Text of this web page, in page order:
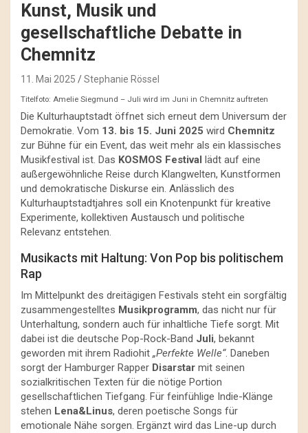
Kunst, Musik und
gesellschaftliche Debatte in
Chemnitz
11. Mai 2025 Stephanie Rössel
Titelfoto: Amelie Siegmund – Juli wird im Juni in Chemnitz auftreten
Die Kulturhauptstadt öffnet sich erneut dem Universum der
Demokratie. Vom 13. bis 15. Juni 2025 wird Chemnitz
zur Bühne für ein Event, das weit mehr als ein klassisches
Musikfestival ist. Das KOSMOS Festival lädt auf eine
außergewöhnliche Reise durch Klangwelten, Kunstformen
und demokratische Diskurse ein. Anlässlich des
Kulturhauptstadtjahres soll ein Knotenpunkt für kreative
Experimente, kollektiven Austausch und politische
Relevanz entstehen.
Musikacts mit Haltung: Von Pop bis politischem
Rap
Im Mittelpunkt des dreitägigen Festivals steht ein sorgfältig
zusammengestelltes Musikprogramm, das nicht nur für
Unterhaltung, sondern auch für inhaltliche Tiefe sorgt. Mit
dabei ist die deutsche Pop-Rock-Band Juli, bekannt
geworden mit ihrem Radiohit „Perfekte Welle“. Daneben
sorgt der Hamburger Rapper Disarstar mit seinen
sozialkritischen Texten für die nötige Portion
gesellschaftlichen Tiefgang. Für feinfühlige Indie-Klänge
stehen Lena&Linus, deren poetische Songs für
emotionale Nähe sorgen. Ergänzt wird das Line-up durch